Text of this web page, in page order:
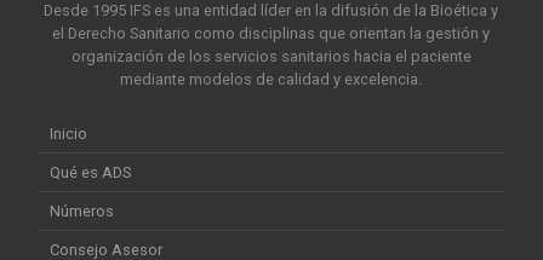
Desde 1995 IFS es una entidad líder en la difusión de la Bioética y
el Derecho Sanitario como disciplinas que orientan la gestión y
organización de los servicios sanitarios hacia el paciente
mediante modelos de calidad y excelencia.
Inicio
Qué es ADS
Números
Consejo Asesor